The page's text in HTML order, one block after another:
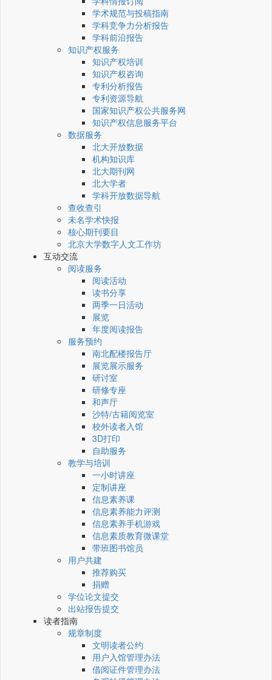
学术规范与投稿指南
学科竞争力分析报告
学科前沿报告
知识产权服务
知识产权培训
知识产权咨询
专利分析报告
专利资源导航
国家知识产权公共服务网
知识产权信息服务平台
数据服务
北大开放数据
机构知识库
北大期刊网
北大学者
学科开放数据导航
查收查引
未名学术快报
核心期刊要目
北京大学数字人文工作坊
互动交流
阅读服务
阅读活动
读书分享
两季一日活动
展览
年度阅读报告
服务预约
南北配楼报告厅
展览展示服务
研讨室
研修专座
和声厅
沙特/古籍阅览室
校外读者入馆
3D打印
自助服务
教学与培训
一小时讲座
定制讲座
信息素养课
信息素养能力评测
信息素养手机游戏
信息素质教育微课堂
带班图书馆员
用户共建
推荐购买
捐赠
学位论文提交
出站报告提交
读者指南
规章制度
文明读者公约
用户入馆管理办法
借阅证件管理办法